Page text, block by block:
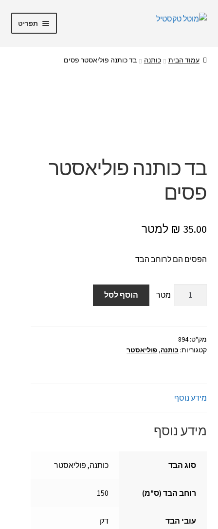
דלג
לדלג
תפריט
אודות
עמוד הבית כותנה בד כותנה פוליאסטר פסים
בד כותנה פוליאסטר
פסים
35.00
₪
הפסים הם לרוחב הבד
פוליאסטר
פסים
הוסף לסל
מק"ט:894
קטגוריות: כותנה, פוליאסטר
מידע נוסף
מידע נוסף
סוג הבד כותנה, פוליאסטר
רוחב הבד (ס"מ) 150
עובי הבד דק